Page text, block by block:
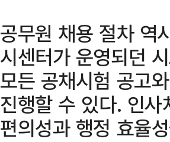
공무원 채용 절차 역
시센터가 운영되던
모든 공채시험 공고
진행할 수 있다. 인
편의성과 행정 효율